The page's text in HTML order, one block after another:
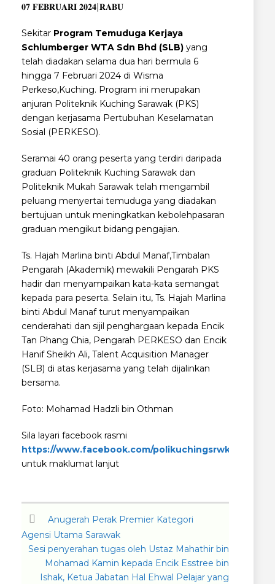
𝟎𝟕 𝐅𝐄𝐁𝐑𝐔𝐀𝐑𝐈 𝟐𝟎𝟐𝟒|𝐑𝐀𝐁𝐔
Sekitar Program Temuduga Kerjaya
Schlumberger WTA Sdn Bhd (SLB) yang
telah diadakan selama dua hari bermula 6
hingga 7 Februari 2024 di Wisma
Perkeso,Kuching. Program ini merupakan
anjuran Politeknik Kuching Sarawak (PKS)
dengan kerjasama Pertubuhan Keselamatan
Sosial (PERKESO).
Seramai 40 orang peserta yang terdiri daripada
graduan Politeknik Kuching Sarawak dan
Politeknik Mukah Sarawak telah mengambil
peluang menyertai temuduga yang diadakan
bertujuan untuk meningkatkan kebolehpasaran
graduan mengikut bidang pengajian.
Ts. Hajah Marlina binti Abdul Manaf,Timbalan
Pengarah (Akademik) mewakili Pengarah PKS
hadir dan menyampaikan kata-kata semangat
kepada para peserta. Selain itu, Ts. Hajah Marlina
binti Abdul Manaf turut menyampaikan
cenderahati dan sijil penghargaan kepada Encik
Tan Phang Chia, Pengarah PERKESO dan Encik
Hanif Sheikh Ali, Talent Acquisition Manager
(SLB) di atas kerjasama yang telah dijalinkan
bersama.
Foto: Mohamad Hadzli bin Othman
Sila layari facebook rasmi
https://www.facebook.com/polikuchingsrwk
untuk maklumat lanjut
Anugerah Perak Premier Kategori
Agensi Utama Sarawak
Sesi penyerahan tugas oleh Ustaz Mahathir bin
Mohamad Kamin kepada Encik Esstree bin
Ishak, Ketua Jabatan Hal Ehwal Pelajar yang